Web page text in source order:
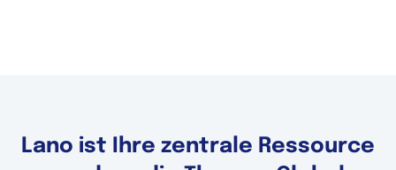
Lano ist Ihre zentrale Ressource